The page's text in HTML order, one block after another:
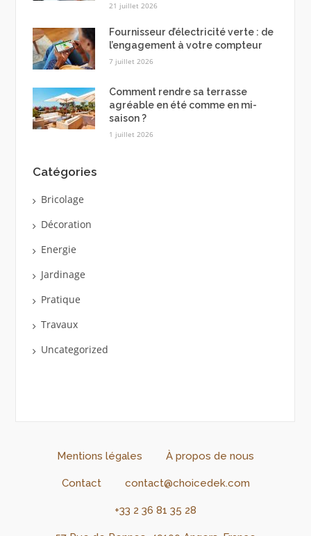
21 juillet 2026
Fournisseur d’électricité verte : de
l’engagement à votre compteur
7 juillet 2026
Comment rendre sa terrasse
agréable en été comme en mi-
saison ?
1 juillet 2026
Catégories
Bricolage
Décoration
Energie
Jardinage
Pratique
Travaux
Uncategorized
Mentions légales À propos de nous
Contact contact@choicedek.com
+33 2 36 81 35 28